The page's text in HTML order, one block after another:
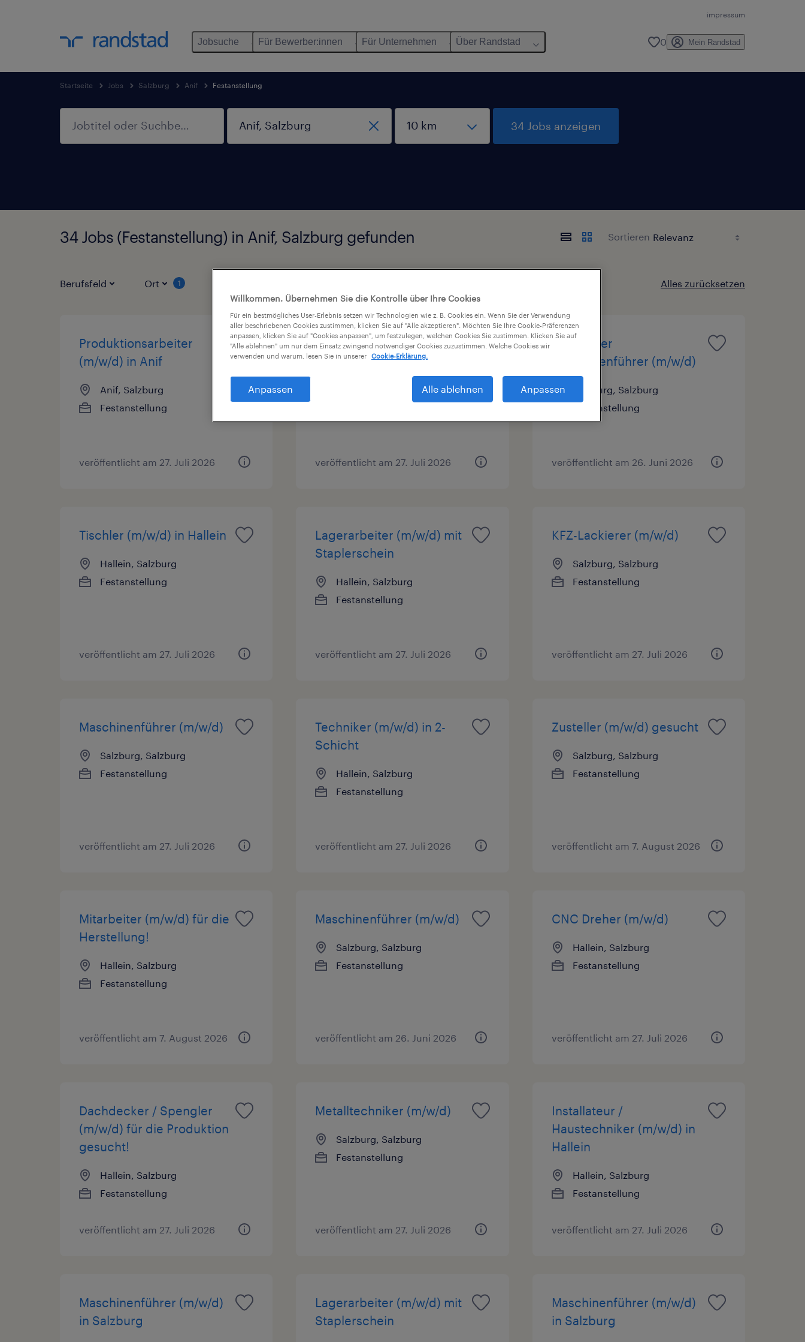
impressum
Jobsuche Für Bewerber:innen Für Unternehmen Über Randstad 0 Mein Randstad
Startseite Jobs Salzburg Anif Festanstellung
34 Jobs anzeigen
34 Jobs (Festanstellung) in Anif, Salzburg gefunden Sortieren
Berufsfeld Ort 1 Alles zurücksetzen
Produktionsarbeiter
(m/w/d) in Anif
Anif, Salzburg
Festanstellung
veröffentlicht am 27. Juli 2026
Maschinenbediener
(m/w/d)
veröffentlicht am 27. Juli 2026
Erfahrener
Maschinenführer (m/w/d)
Salzburg, Salzburg
Festanstellung
veröffentlicht am 26. Juni 2026
Tischler (m/w/d) in Hallein
Hallein, Salzburg
Festanstellung
veröffentlicht am 27. Juli 2026
Lagerarbeiter (m/w/d) mit
Staplerschein
Hallein, Salzburg
Festanstellung
veröffentlicht am 27. Juli 2026
KFZ-Lackierer (m/w/d)
Salzburg, Salzburg
Festanstellung
veröffentlicht am 27. Juli 2026
Maschinenführer (m/w/d)
Salzburg, Salzburg
Festanstellung
veröffentlicht am 27. Juli 2026
Techniker (m/w/d) in 2-
Schicht
Hallein, Salzburg
Festanstellung
veröffentlicht am 27. Juli 2026
Zusteller (m/w/d) gesucht
Salzburg, Salzburg
Festanstellung
veröffentlicht am 7. August 2026
Mitarbeiter (m/w/d) für die
Herstellung!
Hallein, Salzburg
Festanstellung
veröffentlicht am 7. August 2026
Maschinenführer (m/w/d)
Salzburg, Salzburg
Festanstellung
veröffentlicht am 26. Juni 2026
CNC Dreher (m/w/d)
Hallein, Salzburg
Festanstellung
veröffentlicht am 27. Juli 2026
Dachdecker / Spengler
(m/w/d) für die Produktion
gesucht!
Hallein, Salzburg
Festanstellung
veröffentlicht am 27. Juli 2026
Metalltechniker (m/w/d)
Salzburg, Salzburg
Festanstellung
veröffentlicht am 27. Juli 2026
Installateur /
Haustechniker (m/w/d) in
Hallein
Hallein, Salzburg
Festanstellung
veröffentlicht am 27. Juli 2026
Maschinenführer (m/w/d)
in Salzburg
Lagerarbeiter (m/w/d) mit
Staplerschein
Maschinenführer (m/w/d)
in Salzburg
Willkommen. Übernehmen Sie die Kontrolle über Ihre Cookies
Für ein bestmögliches User-Erlebnis setzen wir Technologien wie z. B. Cookies ein. Wenn Sie der Verwendung
aller beschriebenen Cookies zustimmen, klicken Sie auf "Alle akzeptieren". Möchten Sie Ihre Cookie-Präferenzen
anpassen, klicken Sie auf "Cookies anpassen", um festzulegen, welchen Cookies Sie zustimmen. Klicken Sie auf
"Alle ablehnen" um nur dem Einsatz zwingend notwendiger Cookies zuzustimmen. Welche Cookies wir
verwenden und warum, lesen Sie in unserer
Cookie-Erklärung.
Anpassen Alle ablehnen Anpassen